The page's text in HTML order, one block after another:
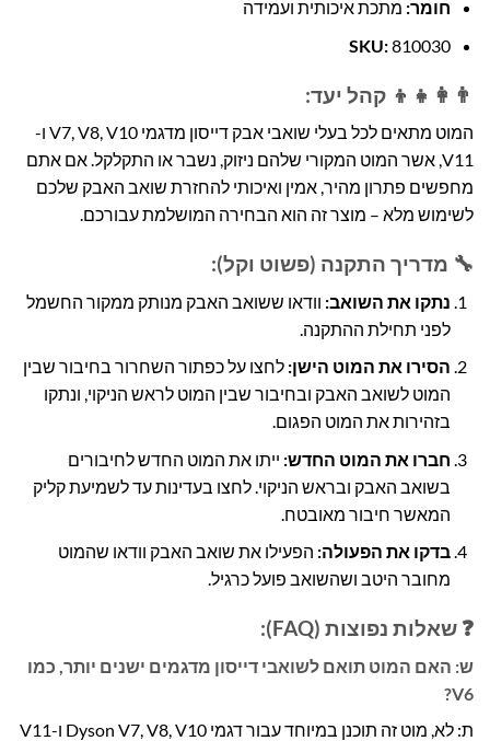
חומר: מתכת איכותית ועמידה
SKU:810030
👨‍👩‍👧‍👦 קהל יעד:
המוט מתאים לכל בעלי שואבי אבק דייסון מדגמי V7, V8, V10 ו-
V11, אשר המוט המקורי שלהם ניזוק, נשבר או התקלקל. אם אתם
מחפשים פתרון מהיר, אמין ואיכותי להחזרת שואב האבק שלכם
לשימוש מלא – מוצר זה הוא הבחירה המושלמת עבורכם.
🔧 מדריך התקנה (פשוט וקל):
נתקו את השואב: וודאו ששואב האבק מנותק ממקור החשמל
לפני תחילת ההתקנה.
הסירו את המוט הישן: לחצו על כפתור השחרור בחיבור שבין
המוט לשואב האבק ובחיבור שבין המוט לראש הניקוי, ונתקו
בזהירות את המוט הפגום.
חברו את המוט החדש: ייתו את המוט החדש לחיבורים
בשואב האבק ובראש הניקוי. לחצו בעדינות עד לשמיעת קליק
המאשר חיבור מאובטח.
בדקו את הפעולה: הפעילו את שואב האבק וודאו שהמוט
מחובר היטב ושהשואב פועל כרגיל.
❓ שאלות נפוצות (FAQ):
ש: האם המוט תואם לשואבי דייסון מדגמים ישנים יותר, כמו
V6?
ת: לא, מוט זה תוכנן במיוחד עבור דגמי Dyson V7, V8, V10 ו-V11